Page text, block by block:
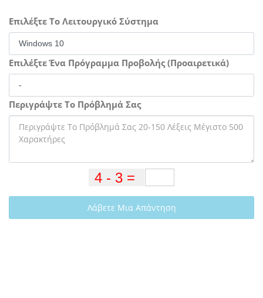
Επιλέξτε Το Λειτουργικό Σύστημα
Επιλέξτε Ένα Πρόγραμμα Προβολής (Προαιρετικά)
Περιγράψτε Το Πρόβλημά Σας
Λάβετε Μια Απάντηση